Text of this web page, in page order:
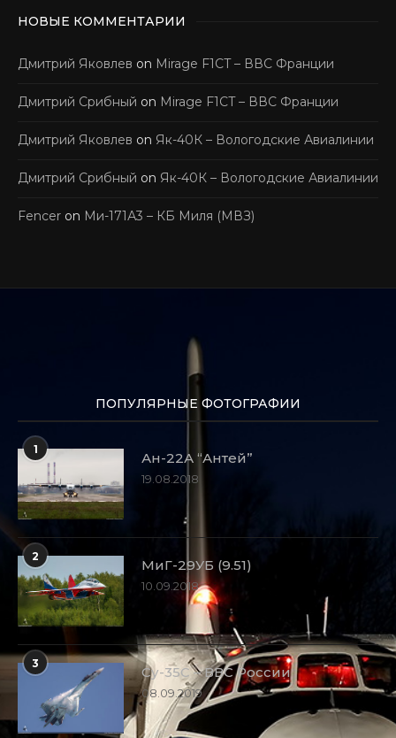
НОВЫЕ КОММЕНТАРИИ
Дмитрий Яковлев on Mirage F1CT – ВВС Франции
Дмитрий Срибный on Mirage F1CT – ВВС Франции
Дмитрий Яковлев on Як-40К – Вологодские Авиалинии
Дмитрий Срибный on Як-40К – Вологодские Авиалинии
Fencer on Ми-171А3 – КБ Миля (МВЗ)
ПОПУЛЯРНЫЕ ФОТОГРАФИИ
1
Ан-22А “Антей”
19.08.2018
2
МиГ-29УБ (9.51)
10.09.2018
3
Су-35С – ВВС России
08.09.2019